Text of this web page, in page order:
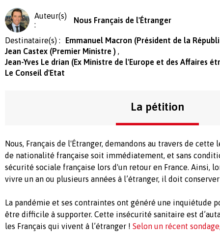
Auteur(s)
:
Nous Français de l'Étranger
Destinataire(s) :
Emmanuel Macron (Président de la
Jean Castex (Premier Ministre )
Jean-Yves Le drian (Ex Ministre de l'Europe et des Affaires
Le Conseil d'Etat
La pétition
Nous, Français de l'Étranger, demandons au travers de
de nationalité française soit immédiatement, et sans
sécurité sociale française lors d'un retour en France. Ainsi,
vivre un an ou plusieurs années à l’étranger, il doit
La pandémie et ses contraintes ont généré une inquiétude
être difficile à supporter. Cette insécurité sanitaire est
les Français qui vivent à l’étranger ! Selon un récent